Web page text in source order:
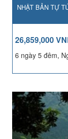
NHẬT BẢN TỰ
26,859,000
6 ngày 5 đêm,